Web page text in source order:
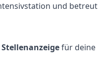
und betreut
für deine